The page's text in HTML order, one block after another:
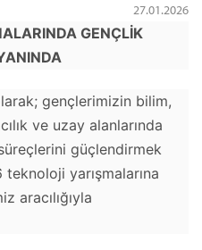
27.01.2026
GENÇLİK
gençlerimizin bilim,
ve uzay alanlarında
güçlendirmek
teknoloji yarışmalarına
aracılığıyla